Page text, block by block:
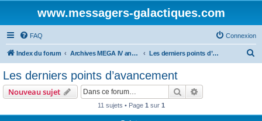
www.messagers-galactiques.com
FAQ Connexion
Index du forum Archives MEGA IV ancien forum Les derniers points d’avancement
Les derniers points d’avancement
Nouveau sujet Rechercher
11 sujets • Page 1 sur 1